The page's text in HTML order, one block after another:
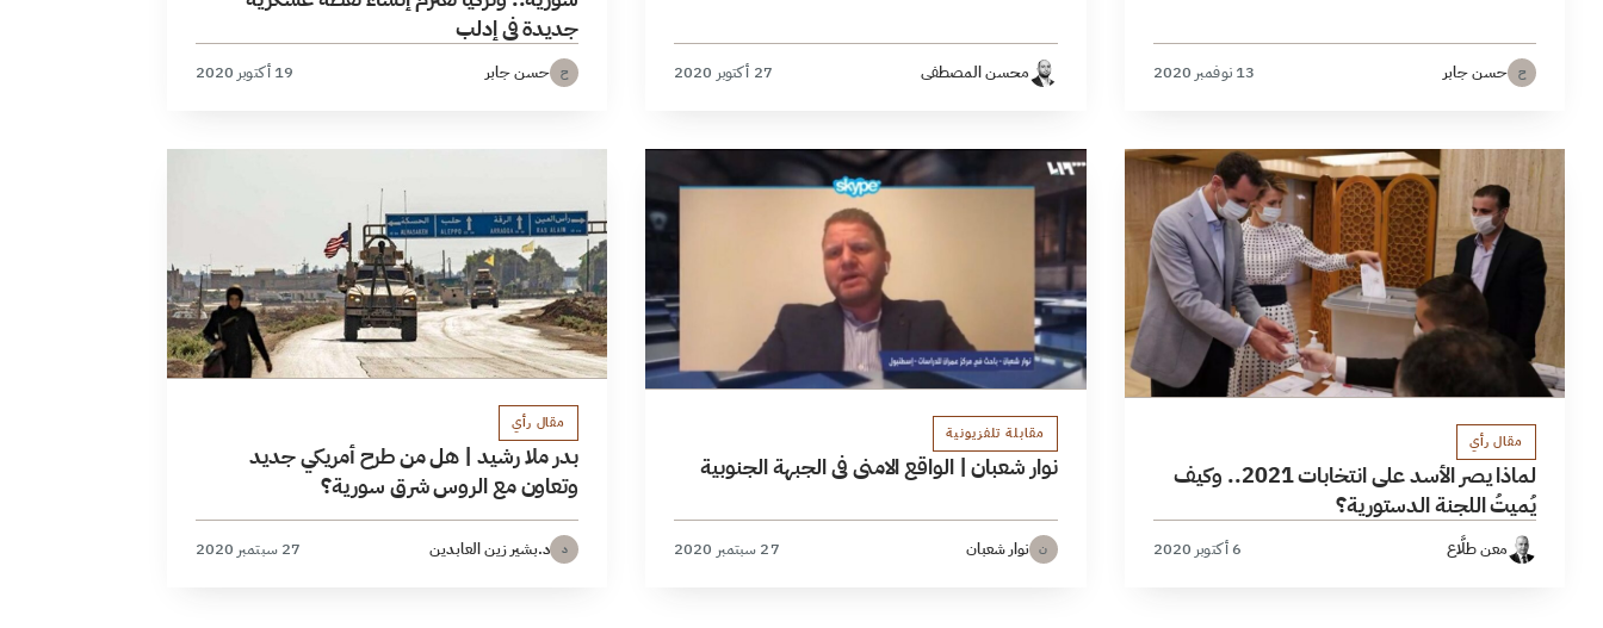
ح حسن جابر 13 نوفمبر 2020 محسن المصطفى 27 أكتوبر 2020
جديدة في إدلب
ح حسن جابر 19 أكتوبر 2020
مقال رأي
لماذا يصر الأسد على انتخابات 2021.. وكيف
يُميتُ اللجنة الدستورية؟
معن طلَّاع 6 أكتوبر 2020
مقابلة تلفزيونية
نوار شعبان | الواقع الامني في الجبهة الجنوبية
ن نوار شعبان 27 سبتمبر 2020
مقال رأي
بدر ملا رشيد | هل من طرح أمريكي جديد
وتعاون مع الروس شرق سورية؟
د د.بشير زين العابدين 27 سبتمبر 2020